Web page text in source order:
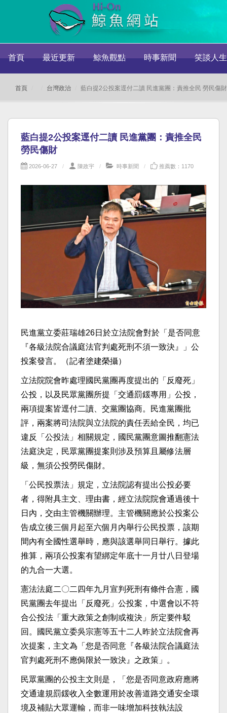
首頁 最近更新 鯨魚觀點 時事新聞 笑談人生
首頁 台灣政治 藍白提2公投案逕付二讀 民進黨團：責推全民 勞民傷財
藍白提2公投案逕付二讀 民進黨團：責推全民
勞民傷財
2026-06-27 陳政宇 時事新聞 推薦數：1170
民進黨立委莊瑞雄26日於立法院會對於「是否同意
『各級法院合議庭法官判處死刑不須一致決』」公
投案發言。（記者塗建榮攝）
立法院院會昨處理國民黨團再度提出的「反廢死」
公投，以及民眾黨團所提「交通罰鍰專用」公投，
兩項提案皆逕付二讀、交黨團協商。民進黨團批
評，兩案將司法院與立法院的責任丟給全民，均已
違反「公投法」相關規定，國民黨團意圖推翻憲法
法庭決定，民眾黨團提案則涉及預算且屬修法層
級，無須公投勞民傷財。
「公民投票法」規定，立法院認有提出公投必要
者，得附具主文、理由書，經立法院院會通過後十
日內，交由主管機關辦理。主管機關應於公投案公
告成立後三個月起至六個月內舉行公民投票，該期
間內有全國性選舉時，應與該選舉同日舉行。據此
推算，兩項公投案有望綁定年底十一月廿八日登場
的九合一大選。
憲法法庭二〇二四年九月宣判死刑有條件合憲，國
民黨團去年提出「反廢死」公投案，中選會以不符
合公投法「重大政策之創制或複決」所定要件駁
回。國民黨立委吳宗憲等五十二人昨於立法院會再
次提案，主文為「您是否同意『各級法院合議庭法
官判處死刑不應侷限於一致決』之政策」。
民眾黨團的公投主文則是，「您是否同意政府應將
交通違規罰鍰收入全數運用於改善道路交通安全環
境及補貼大眾運輸，而非一味增加科技執法設